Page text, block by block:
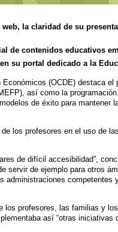
la claridad de su
de contenidos educativos
su portal dedicado a la
(OCDE) destaca el
así como la
de éxito para mantener
los profesores en el uso de
de difícil accesibilidad”,
servir de ejemplo para otros
administraciones competentes
los profesores, las familias y
así “otras iniciativas